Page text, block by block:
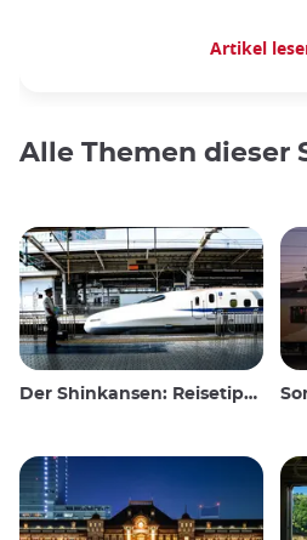
Artikel
Alle Themen dieser
Der Shinkansen: Reisetipps für den japanischen Hochgeschwindigkeitszug